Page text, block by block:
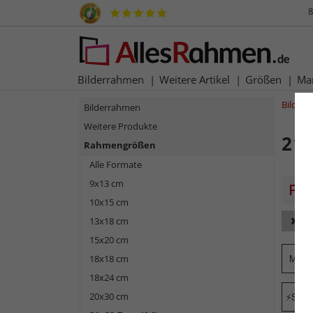
Bilderrahmen Weitere Artikel Größen
Bilderrahmen
Weitere Produkte
Rahmengrößen
Alle Formate
9x13 cm
10x15 cm
13x18 cm
15x20 cm
18x18 cm
18x24 cm
20x30 cm